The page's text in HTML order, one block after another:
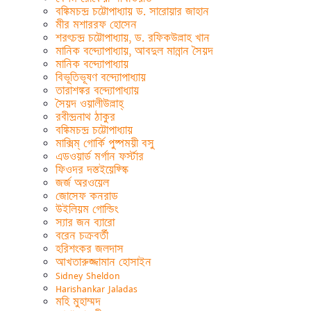
বঙ্কিমচন্দ্র চট্টোপাধ্যায় ড. সারোয়ার জাহান
মীর মশাররফ হোসেন
শরৎচন্দ্র চট্টোপাধ্যায়, ড. রফিকউল্লাহ খান
মানিক বন্দ্যোপাধ্যায়, আবদুল মান্নান সৈয়দ
মানিক বন্দ্যোপাধ্যায়
বিভূতিভূষণ বন্দ্যোপাধ্যায়
তারাশঙ্কর বন্দ্যোপাধ্যায়
সৈয়দ ওয়ালীউল্লাহ্
রবীন্দ্রনাথ ঠাকুর
বঙ্কিমচন্দ্র চট্টোপাধ্যায়
মাক্সিম্ গোর্কি পুষ্পময়ী বসু
এডওয়ার্ড মর্গান ফর্স্টার
ফিওদর দস্তইয়েফ্স্কি
জর্জ অরওয়েল
জোসেফ কনরাড
উইলিয়ম গোল্ডিং
স্যার জন ব্যারো
বরেন চক্রবর্তী
হরিশংকর জলদাস
আখতারুজ্জামান হোসাইন
Sidney Sheldon
Harishankar Jaladas
মহি মুহাম্মদ